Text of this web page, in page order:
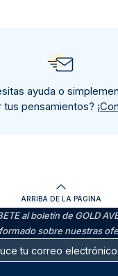
ayuda o
tus pensamientos?
ARRIBA DE LA PÁGINA
al boletín de GOLD
sobre nuestras